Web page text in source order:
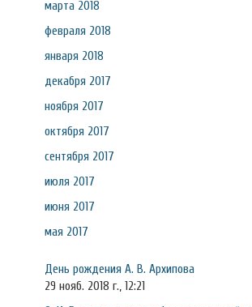
марта 2018
февраля 2018
января 2018
декабря 2017
ноября 2017
октября 2017
сентября 2017
июля 2017
июня 2017
мая 2017
День рождения А. В. Архипова
29 нояб. 2018 г., 12:21